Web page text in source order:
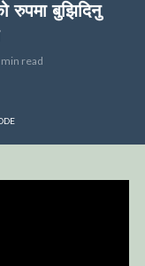
रुपमा बुझिदिनु
read